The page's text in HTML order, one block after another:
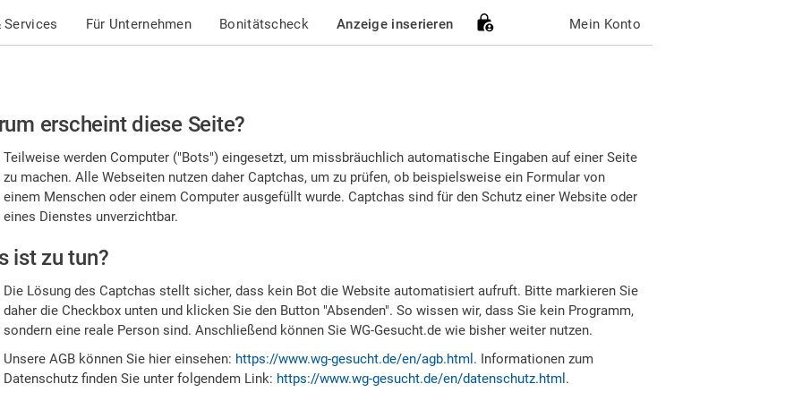
Services Für Unternehmen Bonitätscheck Anzeige inserieren Mein Konto
erscheint diese Seite?
Teilweise werden Computer ("Bots") eingesetzt, um missbräuchlich automatische Eingaben auf einer Seite
zu machen. Alle Webseiten nutzen daher Captchas, um zu prüfen, ob beispielsweise ein Formular von
einem Menschen oder einem Computer ausgefüllt wurde. Captchas sind für den Schutz einer Website oder
eines Dienstes unverzichtbar.
ist zu tun?
Die Lösung des Captchas stellt sicher, dass kein Bot die Website automatisiert aufruft. Bitte markieren Sie
daher die Checkbox unten und klicken Sie den Button "Absenden". So wissen wir, dass Sie kein Programm,
sondern eine reale Person sind. Anschließend können Sie WG-Gesucht.de wie bisher weiter nutzen.
Unsere AGB können Sie hier einsehen: https://www.wg-gesucht.de/en/agb.html . Informationen zum
Datenschutz finden Sie unter folgendem Link: https://www.wg-gesucht.de/en/datenschutz.html .